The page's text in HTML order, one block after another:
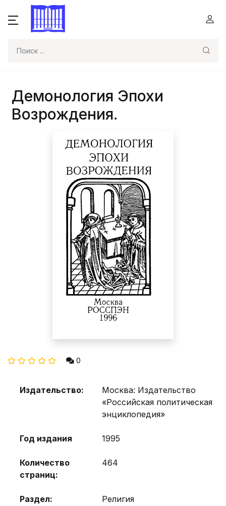
Демонология Эпохи
Возрождения.
0
Издательство:
Москва: Издательство
«Российская политическая
энциклопедия»
Год издания 1995
Количество
страниц:
464
Раздел: Религия